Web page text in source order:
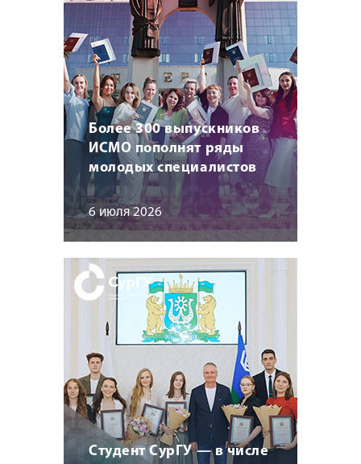
Более 300 выпускников
ИСМО пополнят ряды
молодых специалистов
6 июля 2026
Студент СурГУ — в числе